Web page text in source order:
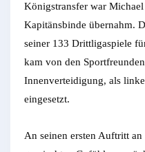
Königstransfer war
Kapitänsbinde übernahm.
seiner 133 Drittligaspiele
kam von den
Innenverteidigung, als
eingesetzt.
An seinen ersten Auftritt